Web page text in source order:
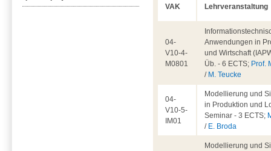
VAK Lehrveranstaltung
04-
V10-4-
M0801
Anwendungen in
und Wirtschaft
Üb. - 6 ECTS; Prof.
/ M. Teucke
04-
V10-5-
IM01
Modellierung und
in Produktion und
Seminar - 3 ECTS;
/ E. Broda
Modellierung und